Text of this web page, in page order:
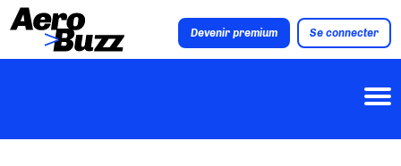
Devenir premium Se connecter